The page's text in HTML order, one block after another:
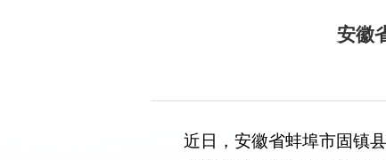
安徽
近日，安徽省蚌埠市固镇